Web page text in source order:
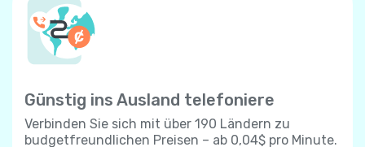
Günstig ins Ausland telefoniere
Verbinden Sie sich mit über 190 Ländern zu
budgetfreundlichen Preisen – ab 0,04$ pro Minute.